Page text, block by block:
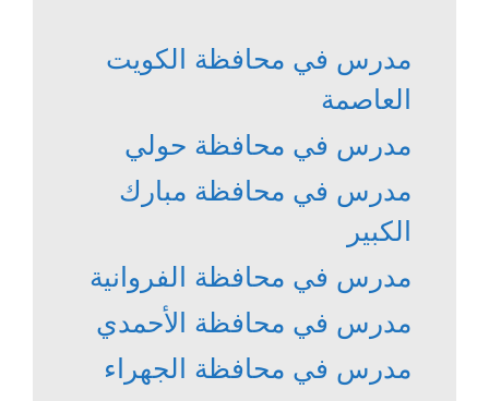
مدرس في محافظة الكويت
العاصمة
مدرس في محافظة حولي
مدرس في محافظة مبارك
الكبير
مدرس في محافظة الفروانية
مدرس في محافظة الأحمدي
مدرس في محافظة الجهراء